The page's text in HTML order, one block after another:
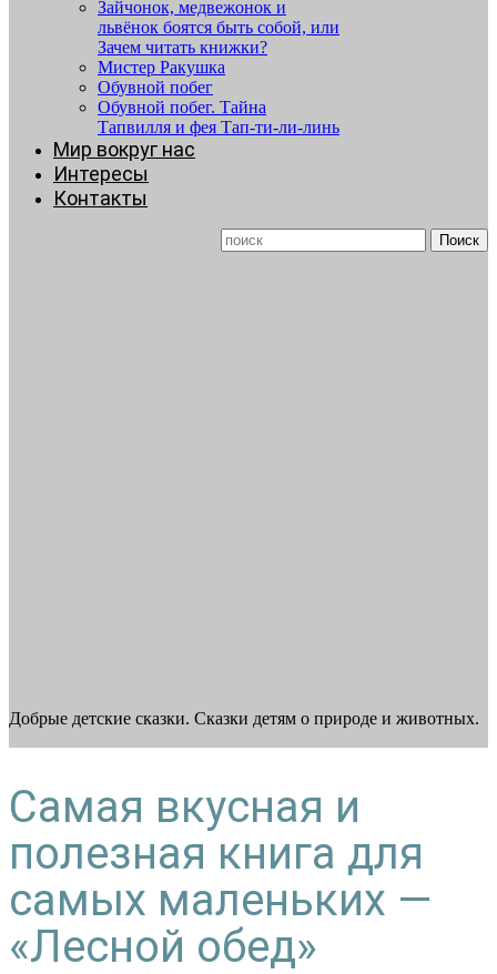
Зайчонок, медвежонок и
львёнок боятся быть собой, или
Зачем читать книжки?
Мистер Ракушка
Обувной побег
Обувной побег. Тайна
Тапвилля и фея Тап-ти-ли-линь
Мир вокруг нас
Интересы
Контакты
Добрые детские сказки. Сказки детям о природе и животных.
Самая вкусная и
полезная книга для
самых маленьких —
«Лесной обед»